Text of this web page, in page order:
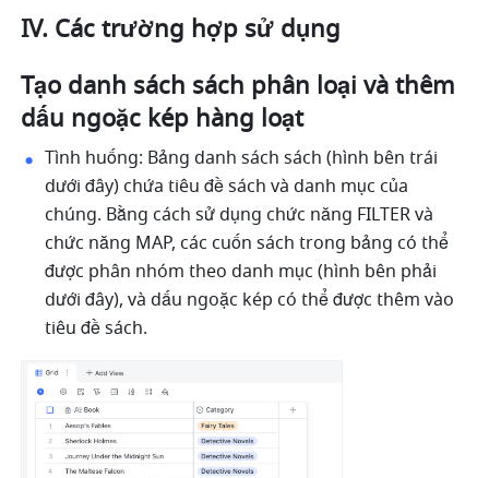
IV. Các trường hợp sử dụng
Tạo danh sách sách phân loại và thêm
dấu ngoặc kép hàng loạt
Tình huống: Bảng danh sách sách (hình bên trái
dưới đây) chứa tiêu đề sách và danh mục của
chúng. Bằng cách sử dụng chức năng FILTER và
chức năng MAP, các cuốn sách trong bảng có thể
được phân nhóm theo danh mục (hình bên phải
dưới đây), và dấu ngoặc kép có thể được thêm vào
tiêu đề sách.